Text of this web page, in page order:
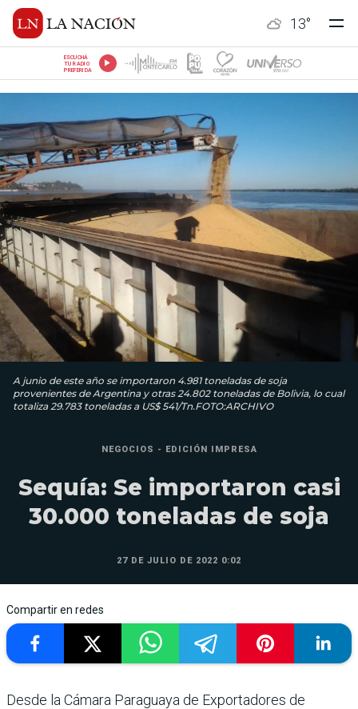
13°
ESCUCHÁ
TU RADIO
PREFERIDA
A junio de este año se importaron 4.981 toneladas de soja
provenientes de Argentina y otras 24.802 toneladas de Bolivia, lo cual
totaliza 29.783 toneladas a US$ 541/Tn.FOTO:ARCHIVO
NEGOCIOS - EDICIÓN IMPRESA
Sequía: Se importaron casi
30.000 toneladas de soja
27 DE JULIO DE 2022 0:02
Compartir en redes
Desde la Cámara Para­guaya de Exporta­dores de